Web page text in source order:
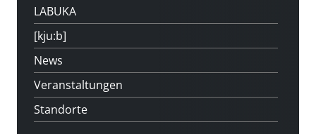
LABUKA
[kju:b]
News
Veranstaltungen
Standorte